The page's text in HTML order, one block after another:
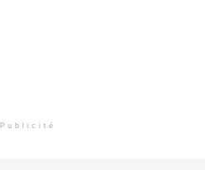
Publicité